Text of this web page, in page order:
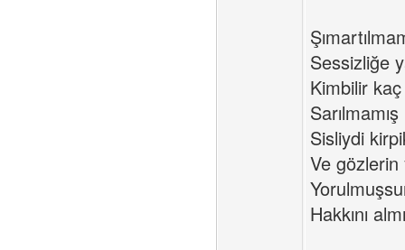
Sessizliğe
Kimbilir kaç
Sisliydi
Ve
Hakkını